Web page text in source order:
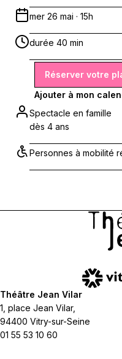
mer 26 mai · 15h
durée 40 min
Réserver votre
Ajouter à mon
Spectacle en famille
dès 4 ans
Personnes à mobilité
Théâtre Jean Vilar
1, place Jean Vilar,
94400 Vitry-sur-Seine
01 55 53 10 60